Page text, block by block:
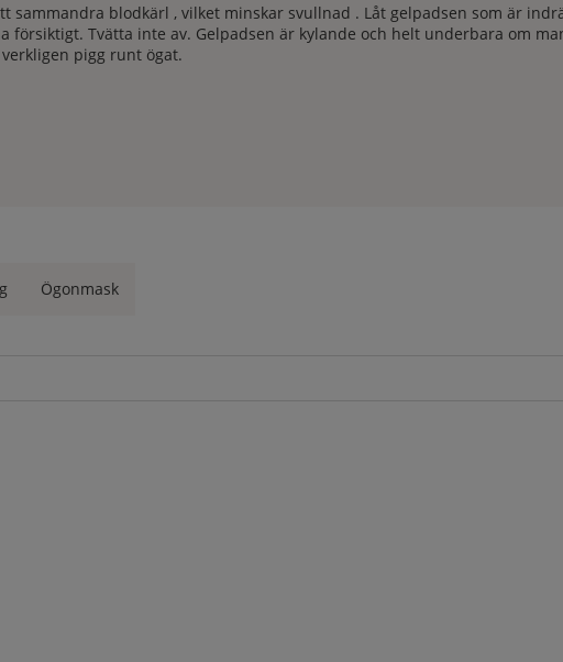
sammandra blodkärl , vilket minskar svullnad . Låt gelpadsen som är
Tvätta inte av. Gelpadsen är kylande och helt underbara om
pigg runt ögat.
Ögonmask